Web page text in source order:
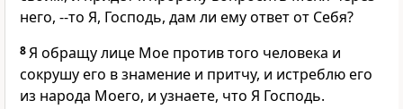
него, --то Я, Господь, дам ли ему ответ от Себя?
8Я обращу лице Мое против того человека и
сокрушу его в знамение и притчу, и истреблю его
из народа Моего, и узнаете, что Я Господь.